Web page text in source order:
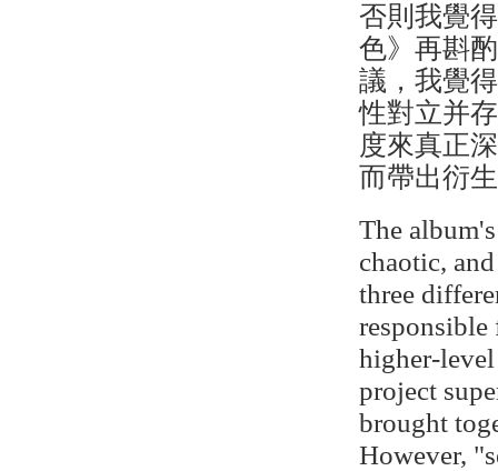
否則我覺
色》再斟
議，我覺
性對立并
度來真正
而帶出衍
The
chaotic,
three
higher-
project
brought
However,